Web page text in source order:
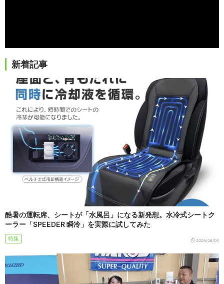
新着記事
酷暑の運転席、シートが「水風呂」になる新発想。水冷式シートク
ーラー「SPEEDER 瞬冷」を実際に試してみた
特集 2026/08/06